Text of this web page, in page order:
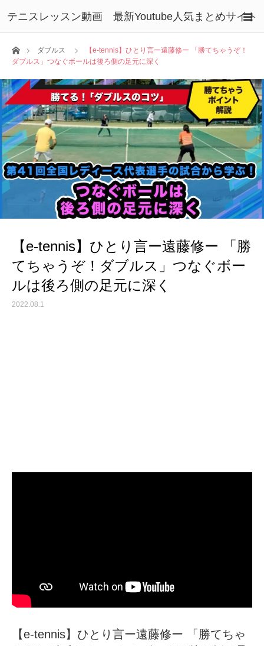
テニスレッスン動画 最新Youtube人気まとめサイト
ホームダブルス
【e-tennis】ひとり言ー遠藤修ー 「勝てちゃうぞ！
ダブルス」つなぐボールは後ろ側の足元に深く
【e-tennis】ひとり言ー遠藤修ー 「勝
てちゃうぞ！ダブルス」つなぐボー
ルは後ろ側の足元に深く
2022.08.1
【e-tennis】ひとり言ー遠藤修ー 「勝てちゃ